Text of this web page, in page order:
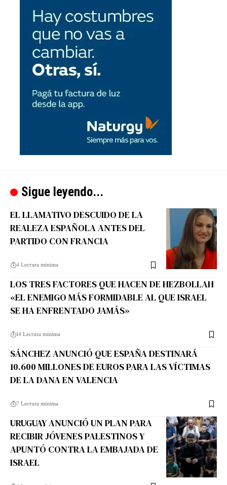
Sigue leyendo...
EL LLAMATIVO DESCUIDO DE LA
REALEZA ESPAÑOLA ANTES DEL
PARTIDO CON FRANCIA
4 Lectura mínima
LOS TRES FACTORES QUE HACEN DE HEZBOLLAH
«EL ENEMIGO MÁS FORMIDABLE AL QUE ISRAEL
SE HA ENFRENTADO JAMÁS»
14 Lectura mínima
SÁNCHEZ ANUNCIÓ QUE ESPAÑA DESTINARÁ
10.600 MILLONES DE EUROS PARA LAS VÍCTIMAS
DE LA DANA EN VALENCIA
7 Lectura mínima
URUGUAY ANUNCIÓ UN PLAN PARA
RECIBIR JÓVENES PALESTINOS Y
APUNTÓ CONTRA LA EMBAJADA DE
ISRAEL